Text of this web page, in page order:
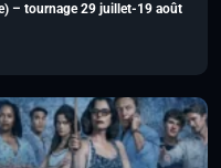
– tournage 29 juillet-19 août